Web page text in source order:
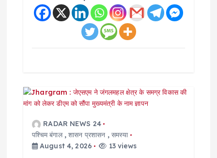
RADAR NEWS 24
पश्चिम बंगाल,शासन प्रशासन , समस्या
August 4, 2026
13 views